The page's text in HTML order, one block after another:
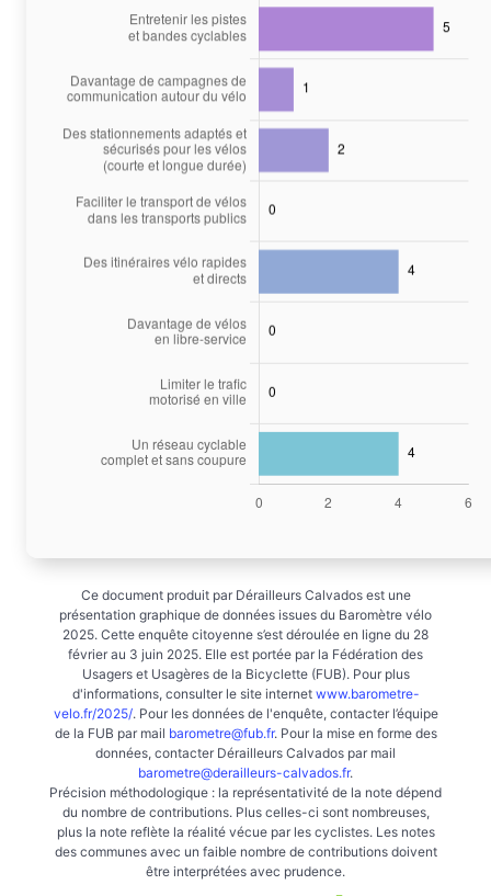
Ce document produit par Dérailleurs Calvados est une
présentation graphique de données issues du Baromètre vélo
2025. Cette enquête citoyenne s’est déroulée en ligne du 28
février au 3 juin 2025. Elle est portée par la Fédération des
Usagers et Usagères de la Bicyclette (FUB). Pour plus
d'informations, consulter le site internet www.barometre-
velo.fr/2025/. Pour les données de l'enquête, contacter l’équipe
de la FUB par mail barometre@fub.fr. Pour la mise en forme des
données, contacter Dérailleurs Calvados par mail
barometre@derailleurs-calvados.fr.
Précision méthodologique : la représentativité de la note dépend
du nombre de contributions. Plus celles-ci sont nombreuses,
plus la note reflète la réalité vécue par les cyclistes. Les notes
des communes avec un faible nombre de contributions doivent
être interprétées avec prudence.